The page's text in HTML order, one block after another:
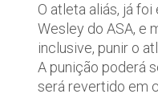
O atleta aliás, já
Wesley do ASA, e
inclusive, punir o
A punição poderá
será revertido em